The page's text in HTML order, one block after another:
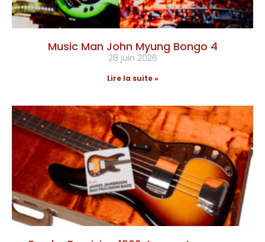
Music Man John Myung Bongo 4
28 juin 2026
Lire la suite »